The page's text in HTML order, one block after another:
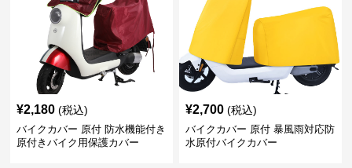
¥2,180 (税込)
バイクカバー 原付 防水機能付き
原付きバイク用保護カバー
¥2,700 (税込)
バイクカバー 原付 暴風雨対応防
水原付バイクカバー